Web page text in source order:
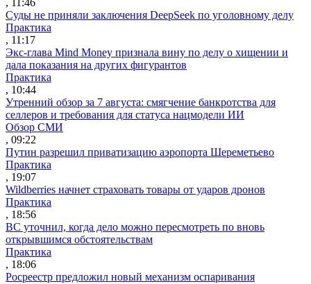
Суды не приняли заключения DeepSeek по уголовному делу
Практика
, 11:17
Экс-глава Mind Money признала вину по делу о хищении и
дала показания на других фигурантов
Практика
, 10:44
Утренний обзор за 7 августа: смягчение банкротства для
селлеров и требования для статуса нацмодели ИИ
Обзор СМИ
, 09:22
Путин разрешил приватизацию аэропорта Шереметьево
Практика
, 19:07
Wildberries начнет страховать товары от ударов дронов
Практика
, 18:56
ВС уточнил, когда дело можно пересмотреть по вновь
открывшимся обстоятельствам
Практика
, 18:06
Росреестр предложил новый механизм оспаривания